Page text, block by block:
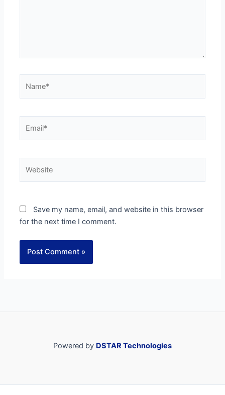
Save my name, email, and website in this browser
for the next time I comment.
Powered by DSTAR Technologies